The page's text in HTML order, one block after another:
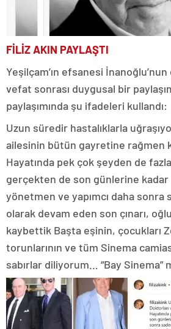
FİLİZ AKIN PAYLAŞTI
Yeşilçam’ın efsanesi
vefat sonrası duygusal bir
paylaşımında şu ifadeleri kullandı:
Uzun süredir hastalıklarla
ailesinin bütün gayretine rağmen
Hayatında pek çok şeyden de
gerçekten de son günlerine
yönetmen ve yapımcı daha
olarak devam eden son çınarı,
kaybettik Başta eşinin, çocukları
torunlarının ve tüm Sinema
sabırlar diliyorum… “Bay Sinema”